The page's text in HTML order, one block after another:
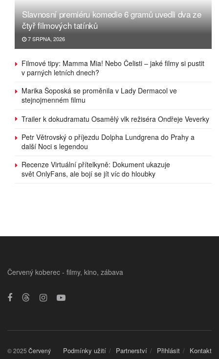
Slavnosní premiéru komedie 6 gramů uvedli dva ze
čtyř filmových tatínků
7 SRPNA, 2026
Filmové tipy: Mamma Mia! Nebo Čelisti – jaké filmy si pustit
v parných letních dnech?
Marika Šoposká se proměnila v Lady Dermacol ve
stejnojmenném filmu
Trailer k dokudramatu Osamělý vlk režiséra Ondřeje Veverky
Petr Větrovský o příjezdu Dolpha Lundgrena do Prahy a
další Noci s legendou
Recenze Virtuální přítelkyně: Dokument ukazuje
svět OnlyFans, ale bojí se jít víc do hloubky
Červený koberec - filmy, kino, zábava
Podmínky užití Partnerství Přihlásit Kontakt
© 2025 Červený